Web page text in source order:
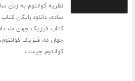
نظریه کوانتوم به زبان
ساده،دانلود رایگان
کتاب فیزیک جهان ما،
جهان ما، فیزیک کوانتوم،
کوانتوم چیست